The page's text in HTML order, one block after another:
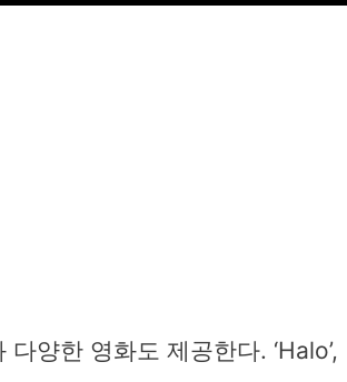
양한 영화도 제공한다. ‘Halo’,